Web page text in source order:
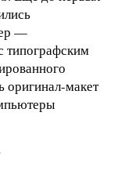
—
оригинал-макет